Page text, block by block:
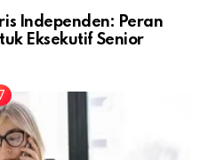
Independen: Peran
Eksekutif Senior